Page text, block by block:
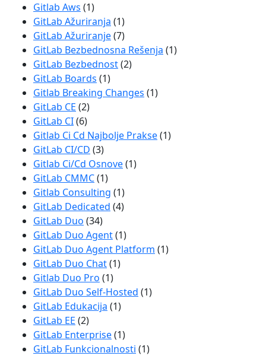
Gitlab Aws (1)
GitLab Ažuriranja (1)
GitLab Ažuriranje(7)
GitLab Bezbednosna Rešenja (1)
GitLab Bezbednost(2)
GitLab Boards (1)
Gitlab Breaking Changes (1)
GitLab CE (2)
GitLab CI(6)
Gitlab Ci Cd Najbolje Prakse(1)
GitLab CI/CD (3)
Gitlab Ci/Cd Osnove(1)
GitLab CMMC(1)
Gitlab Consulting (1)
GitLab Dedicated (4)
GitLab Duo (34)
GitLab Duo Agent(1)
GitLab Duo Agent Platform (1)
GitLab Duo Chat(1)
Gitlab Duo Pro (1)
GitLab Duo Self-Hosted (1)
GitLab Edukacija (1)
GitLab EE (2)
GitLab Enterprise(1)
GitLab Funkcionalnosti (1)